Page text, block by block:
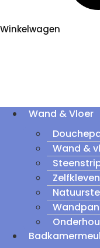
Winkelwagen
Wand & Vloer
Wand &